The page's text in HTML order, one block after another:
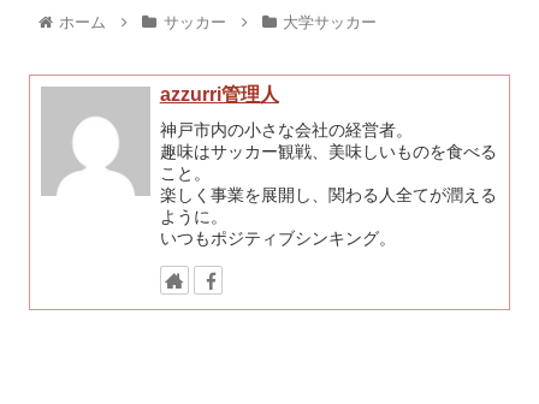
ホーム サッカー 大学サッカー
azzurri管理人
神戸市内の小さな会社の経営者。
趣味はサッカー観戦、美味しいものを食べる
こと。
楽しく事業を展開し、関わる人全てが潤える
ように。
いつもポジティブシンキング。